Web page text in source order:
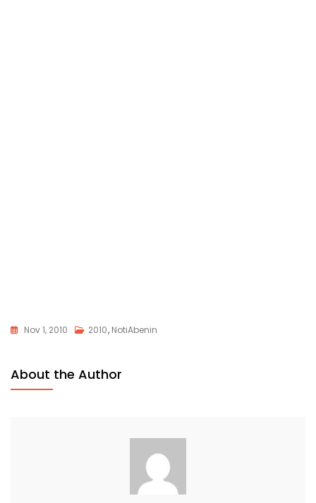
Nov 1, 2010 2010, NotiAbenin
About the Author